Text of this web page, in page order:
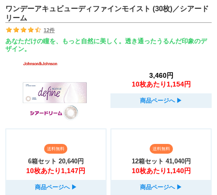
ワンデーアキュビューディファインモイスト (30枚)／シアード
リーム
12件
あなただけの瞳を、もっと自然に美しく。透き通ったうるんだ印象のデ
ザイン。
3,460円
10枚あたり1,154円
商品ページへ ▶︎
送料無料
6箱セット 20,640円
10枚あたり1,147円
商品ページへ ▶︎
送料無料
12箱セット 41,040円
10枚あたり1,140円
商品ページへ ▶︎